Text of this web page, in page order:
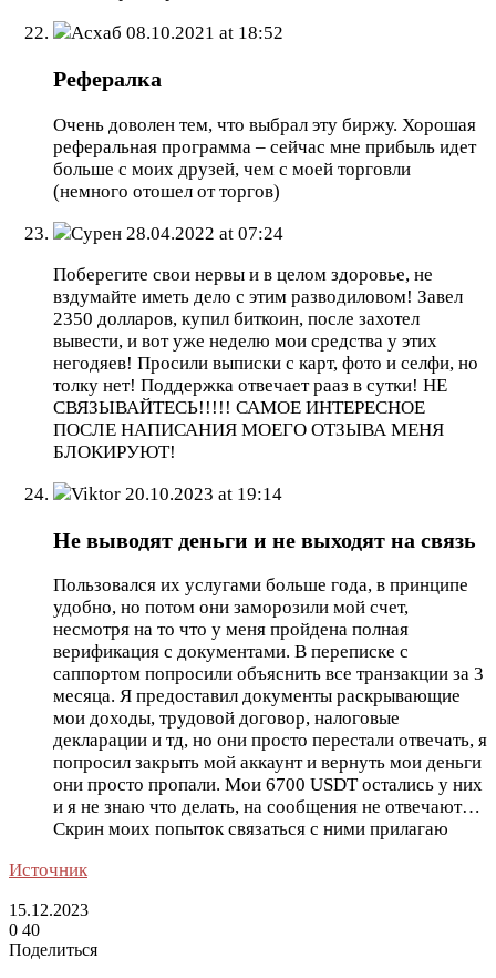
Асхаб 08.10.2021 at 18:52
Рефералка
Очень доволен тем, что выбрал эту биржу. Хорошая
реферальная программа – сейчас мне прибыль идет
больше с моих друзей, чем с моей торговли
(немного отошел от торгов)
Сурен 28.04.2022 at 07:24
Поберегите свои нервы и в целом здоровье, не
вздумайте иметь дело с этим разводиловом! Завел
2350 долларов, купил биткоин, после захотел
вывести, и вот уже неделю мои средства у этих
негодяев! Просили выписки с карт, фото и селфи, но
толку нет! Поддержка отвечает рааз в сутки! НЕ
СВЯЗЫВАЙТЕСЬ!!!!! САМОЕ ИНТЕРЕСНОЕ
ПОСЛЕ НАПИСАНИЯ МОЕГО ОТЗЫВА МЕНЯ
БЛОКИРУЮТ!
Viktor 20.10.2023 at 19:14
Не выводят деньги и не выходят на связь
Пользовался их услугами больше года, в принципе
удобно, но потом они заморозили мой счет,
несмотря на то что у меня пройдена полная
верификация с документами. В переписке с
саппортом попросили объяснить все транзакции за 3
месяца. Я предоставил документы раскрывающие
мои доходы, трудовой договор, налоговые
декларации и тд, но они просто перестали отвечать, я
попросил закрыть мой аккаунт и вернуть мои деньги
они просто пропали. Мои 6700 USDT остались у них
и я не знаю что делать, на сообщения не отвечают…
Скрин моих попыток связаться с ними прилагаю
Источник
15.12.2023
0 40
Поделиться